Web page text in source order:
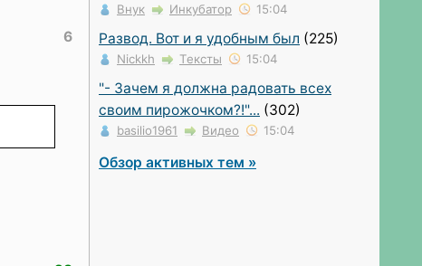
6
Внук Инкубатор 15:04
Развод. Вот и я удобным был (225)
Nickkh Тексты 15:04
"- Зачем я должна радовать всех
своим пирожочком?!"... (302)
basilio1961 Видео 15:04
Обзор активных тем »